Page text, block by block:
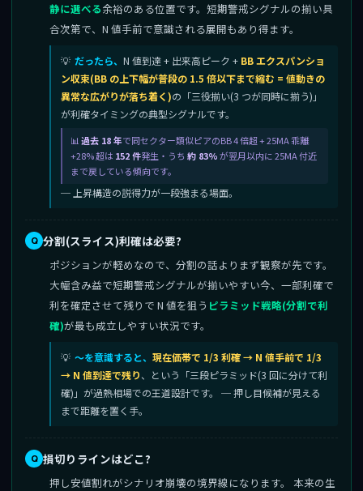
静に選べる余裕のある位置です。短期警戒シグナルの揃い具
合次第で、N 値手前で意識される展開もあり得ます。
だったら、 N 値到達 + 出来高ピーク + BB エクスパンショ
ン収束(BB の上下幅が普段の 1.5 倍以下まで縮む = 値動きの
異常な広がりが落ち着く)の「三役揃い(3 つが同時に揃う)」
が利確タイミングの典型シグナルです。
過去 18 年で同セクター類似ピアのBB 4 倍超 + 25MA 乖離
+28% 超は 152 件発生・うち 約 83%が翌月以内に 25MA 付近
まで戻している傾向です。
─ 上昇構造の説得力が一段強まる場面。
分割(スライス)利確は必要?
ポジションが軽めなので、分割の話よりまず観察が先です。
大幅含み益で短期警戒シグナルが揃いやすい今、一部利確で
利を確定させて残りで N 値を狙う ピラミッド戦略(分割で利
確)が最も成立しやすい状況です。
〜を意識すると、 現在価帯で 1/3 利確 → N 値手前で 1/3
→ N 値到達で残り、という「三段ピラミッド(3 回に分けて利
確)」が過熱相場での王道設計です。 ─ 押し目候補が見える
まで距離を置く手。
損切りラインはどこ?
押し安値割れがシナリオ崩壊の境界線になります。 本来の生